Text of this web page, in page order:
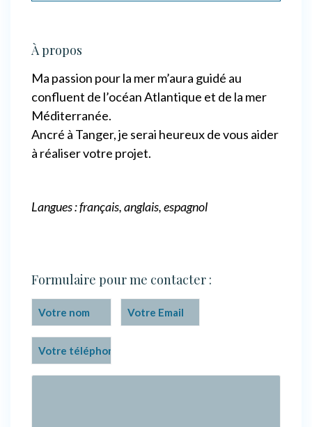
À propos
Ma passion pour la mer m’aura guidé au
confluent de l’océan Atlantique et de la mer
Méditerranée.
Ancré à Tanger, je serai heureux de vous aider
à réaliser votre projet.
Langues : français, anglais, espagnol
Formulaire pour me contacter :